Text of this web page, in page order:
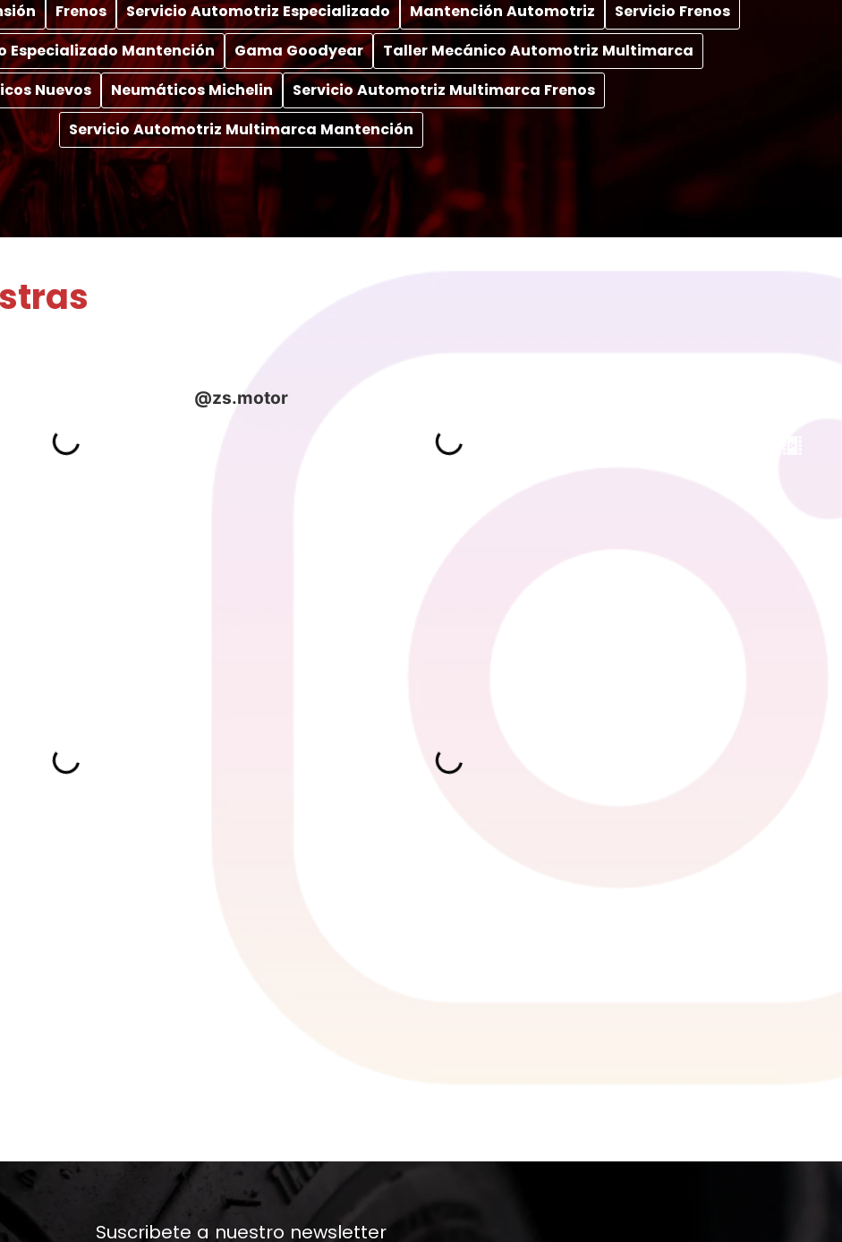
Frenos Servicio Automotriz Especializado Mantención Automotriz
Servicio Frenos
Especializado Mantención Gama Goodyear
Taller Mecánico Automotriz Multimarca
Nuevos
Neumáticos Michelin
Servicio Automotriz Multimarca Frenos
Servicio Automotriz Multimarca Mantención
Suscribete a nuestro newsletter